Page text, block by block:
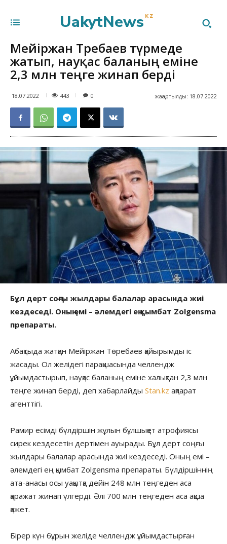
UakytNews KZ
Мейіржан Төребаев түрмеде
жатып, науқас баланың еміне
2,3 млн теңге жинап берді
18.07.2022 443 жаңартылды: 18.07.2022
0
Бұл дерт соңғы жылдары балалар арасында жиі
кездеседі. Оның емі – әлемдегі ең қымбат Zolgensma
препараты.
Абақтыда жатқан Мейіржан Төребаев қайырымды іс
жасады. Ол желідегі парақшасында челлендж
ұйымдастырып, науқас баланың еміне халықтан 2,3 млн
теңге жинап берді, деп хабарлайды Stan.kz ақпарат
агенттігі.
Рамир есімді бүлдіршін жұлын бұлшықет атрофиясы
сирек кездесетін дертімен ауырады. Бұл дерт соңғы
жылдары балалар арасында жиі кездеседі. Оның емі –
әлемдегі ең қымбат Zolgensma препараты. Бүлдіршіннің
ата-анасы осы уақытқа дейін 248 млн теңгеден аса
қаражат жинап үлгерді. Әлі 700 млн теңгеден аса ақша
қажет.
Бірер күн бұрын желіде челлендж ұйымдастырған